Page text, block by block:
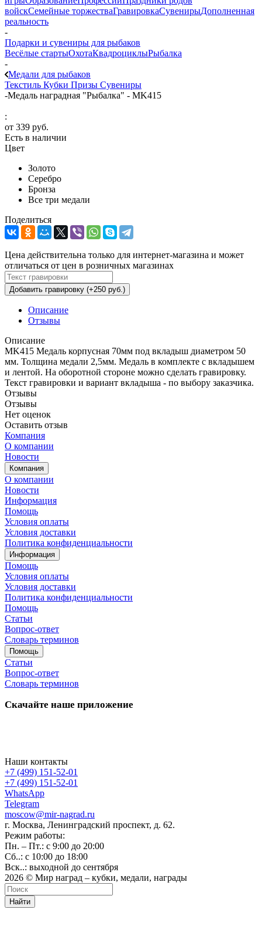
войскСемейные торжестваГравировкаСувенирыДополненная
реальность
-
Подарки и сувениры для рыбаков
Весёлые стартыОхотаКвадроциклыРыбалка
-
Медали для рыбаков
Текстиль Кубки Призы Сувениры
-Медаль наградная "Рыбалка" - MK415
:
от 339 руб.
Есть в наличии
Цвет
Золото
Серебро
Бронза
Все три медали
Поделиться
Цена действительна только для интернет-магазина и может
отличаться от цен в розничных магазинах
Добавить гравировку (+250 руб.)
Описание
Отзывы
Описание
MK415 Медаль корпусная 70мм под вкладыш диаметром 50
мм. Толщина медали 2,5мм. Медаль в комплекте с вкладышем
и лентой. На оборотной стороне можно сделать гравировку.
Текст гравировки и вариант вкладыша - по выбору заказчика.
Отзывы
Отзывы
Нет оценок
Оставить отзыв
Компания
О компании
Новости
Компания
О компании
Новости
Информация
Помощь
Условия оплаты
Условия доставки
Политика конфиденциальности
Информация
Помощь
Условия оплаты
Условия доставки
Политика конфиденциальности
Помощь
Статьи
Вопрос-ответ
Словарь терминов
Помощь
Статьи
Вопрос-ответ
Словарь терминов
Скачайте наше приложение
Наши контакты
+7 (499) 151-52-01
+7 (499) 151-52-01
WhatsApp
Telegram
moscow@mir-nagrad.ru
г. Москва, Ленинградский проспект, д. 62.
Режим работы:
Пн. – Пт.: с 9:00 до 20:00
Сб..: с 10:00 до 18:00
Вск..: выходной до сентября
2026 © Мир наград – кубки, медали, награды
Найти